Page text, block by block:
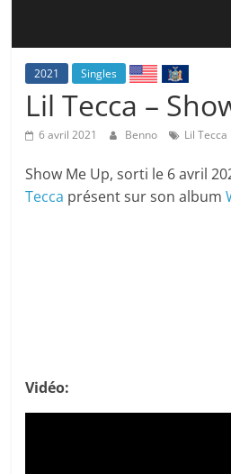
2021 Singles
Lil Tecca –
6 avril 2021 Benno Lil Tecca
Show Me Up, sorti le 6 avril
Tecca présent sur son album
Vidéo: